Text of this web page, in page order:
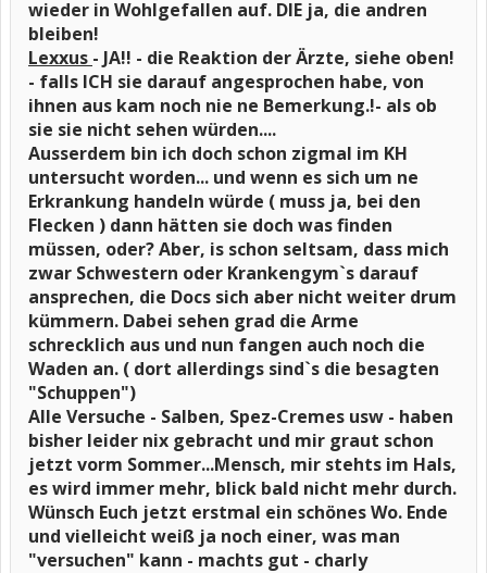
wieder in Wohlgefallen auf. DIE ja, die andren
bleiben!
Lexxus - JA!! - die Reaktion der Ärzte, siehe oben!
- falls ICH sie darauf angesprochen habe, von
ihnen aus kam noch nie ne Bemerkung.!- als ob
sie sie nicht sehen würden....
Ausserdem bin ich doch schon zigmal im KH
untersucht worden... und wenn es sich um ne
Erkrankung handeln würde ( muss ja, bei den
Flecken ) dann hätten sie doch was finden
müssen, oder? Aber, is schon seltsam, dass mich
zwar Schwestern oder Krankengym`s darauf
ansprechen, die Docs sich aber nicht weiter drum
kümmern. Dabei sehen grad die Arme
schrecklich aus und nun fangen auch noch die
Waden an. ( dort allerdings sind`s die besagten
"Schuppen")
Alle Versuche - Salben, Spez-Cremes usw - haben
bisher leider nix gebracht und mir graut schon
jetzt vorm Sommer...Mensch, mir stehts im Hals,
es wird immer mehr, blick bald nicht mehr durch.
Wünsch Euch jetzt erstmal ein schönes Wo. Ende
und vielleicht weiß ja noch einer, was man
"versuchen" kann - machts gut - charly